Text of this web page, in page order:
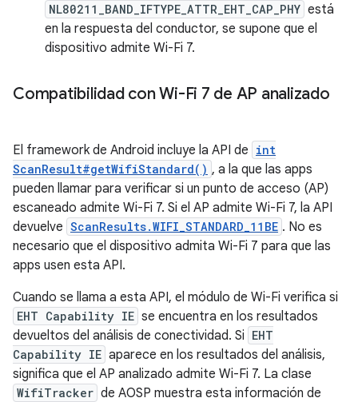
NL80211_BAND_IFTYPE_ATTR_EHT_CAP_PHY está
en la respuesta del conductor, se supone que el
dispositivo admite Wi-Fi 7.
Compatibilidad con Wi-Fi 7 de AP analizado
El framework de Android incluye la API de int
ScanResult#getWifiStandard() , a la que las apps
pueden llamar para verificar si un punto de acceso (AP)
escaneado admite Wi-Fi 7. Si el AP admite Wi-Fi 7, la API
devuelve ScanResults.WIFI_STANDARD_11BE . No es
necesario que el dispositivo admita Wi-Fi 7 para que las
apps usen esta API.
Cuando se llama a esta API, el módulo de Wi-Fi verifica si
EHT Capability IE se encuentra en los resultados
devueltos del análisis de conectividad. Si EHT
Capability IE aparece en los resultados del análisis,
significa que el AP analizado admite Wi-Fi 7. La clase
WifiTracker de AOSP muestra esta información de